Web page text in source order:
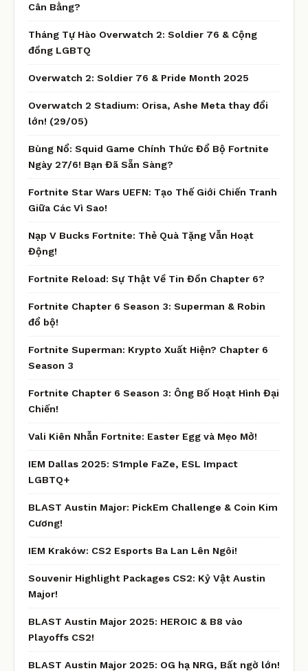
Cân Bằng?
Tháng Tự Hào Overwatch 2: Soldier 76 & Cộng
đồng LGBTQ
Overwatch 2: Soldier 76 & Pride Month 2025
Overwatch 2 Stadium: Orisa, Ashe Meta thay đổi
lớn! (29/05)
Bùng Nổ: Squid Game Chính Thức Đổ Bộ Fortnite
Ngày 27/6! Bạn Đã Sẵn Sàng?
Fortnite Star Wars UEFN: Tạo Thế Giới Chiến Tranh
Giữa Các Vì Sao!
Nạp V Bucks Fortnite: Thẻ Quà Tặng Vẫn Hoạt
Động!
Fortnite Reload: Sự Thật Về Tin Đồn Chapter 6?
Fortnite Chapter 6 Season 3: Superman & Robin
đổ bộ!
Fortnite Superman: Krypto Xuất Hiện? Chapter 6
Season 3
Fortnite Chapter 6 Season 3: Ông Bố Hoạt Hình Đại
Chiến!
Vali Kiên Nhẫn Fortnite: Easter Egg và Mẹo Mở!
IEM Dallas 2025: S1mple FaZe, ESL Impact
LGBTQ+
BLAST Austin Major: PickEm Challenge & Coin Kim
Cương!
IEM Kraków: CS2 Esports Ba Lan Lên Ngôi!
Souvenir Highlight Packages CS2: Kỷ Vật Austin
Major!
BLAST Austin Major 2025: HEROIC & B8 vào
Playoffs CS2!
BLAST Austin Major 2025: OG hạ NRG, Bất ngờ lớn!